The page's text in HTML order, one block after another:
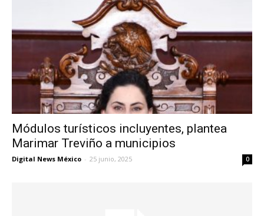
Módulos turísticos incluyentes, plantea
Marimar Treviño a municipios
Digital News México - 25 junio, 2025 0